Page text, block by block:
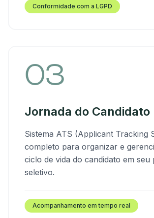
Conformidade com a LGPD
03
Jornada do Candidato
Sistema ATS (Applicant Tracking
completo para organizar e
ciclo de vida do candidato em seu
seletivo.
Acompanhamento em tempo real